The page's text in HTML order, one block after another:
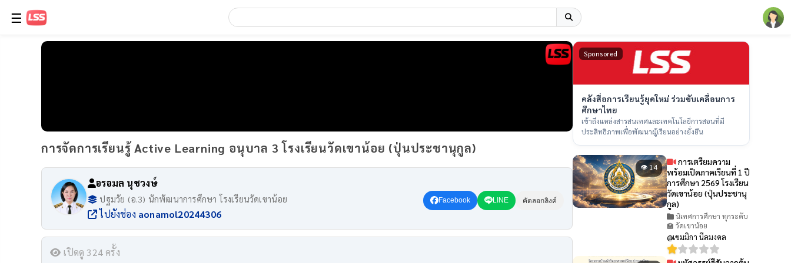
☰
การจัดการเรียนรู้ Active Learning อนุบาล 3 โรงเรียนวัดเขาน้อย (ปุ่นประชานุกูล)
อรอมล นุชวงษ์
ปฐมวัย (อ.3) นักพัฒนาการศึกษา โรงเรียนวัดเขาน้อย
ไปยังช่อง aonamol20244306
Facebook LINE คัดลอกลิงค์
เปิดดู 324 ครั้ง
Sponsored
คลังสื่อการเรียนรู้ยุคใหม่ ร่วมขับเคลื่อนการ
ศึกษาไทย
เข้าถึงแหล่งสารสนเทศและเทคโนโลยีการสอนที่มี
ประสิทธิภาพเพื่อพัฒนาผู้เรียนอย่างยั่งยืน
👁 14
การเตรียมความ
พร้อมเปิดภาคเรียนที่ 1 ปี
การศึกษา 2569 โรงเรียน
วัดเขาน้อย (ปุ่นประชานุ
กูล)
นิเทศการศึกษา ทุกระดับ
🏫 วัดเขาน้อย
@เขมมิกา นีลมงคล